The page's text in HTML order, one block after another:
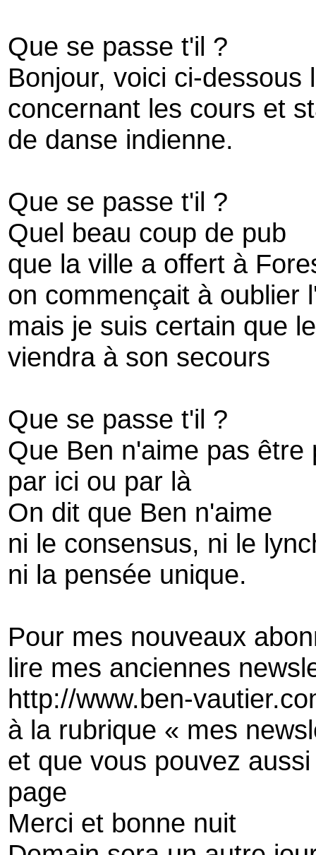
Que se passe t'il ?
Bonjour, voici ci-dessous
concernant les cours et
de danse indienne.
Que se passe t'il ?
Quel beau coup de pub
que la ville a offert à
on commençait à oublier
mais je suis certain que
viendra à son secours
Que se passe t'il ?
Que Ben n'aime pas être
par ici ou par là
On dit que Ben n'aime
ni le consensus, ni le
ni la pensée unique.
Pour mes nouveaux
lire mes anciennes
http://www.ben-
à la rubrique « mes
et que vous pouvez
page
Merci et bonne nuit